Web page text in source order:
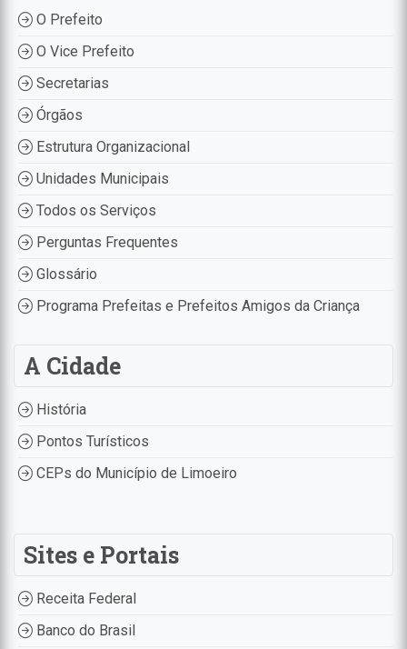
O Prefeito
O Vice Prefeito
Secretarias
Órgãos
Estrutura Organizacional
Unidades Municipais
Todos os Serviços
Perguntas Frequentes
Glossário
Programa Prefeitas e Prefeitos Amigos da Criança
A Cidade
História
Pontos Turísticos
CEPs do Município de Limoeiro
Sites e Portais
Receita Federal
Banco do Brasil